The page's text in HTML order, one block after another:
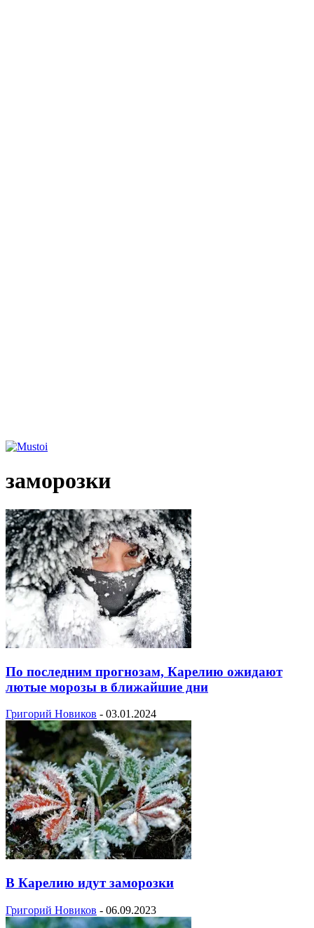
заморозки
По последним прогнозам, Карелию ожидают
лютые морозы в ближайшие дни
Григорий Новиков - 03.01.2024
В Карелию идут заморозки
Григорий Новиков - 06.09.2023